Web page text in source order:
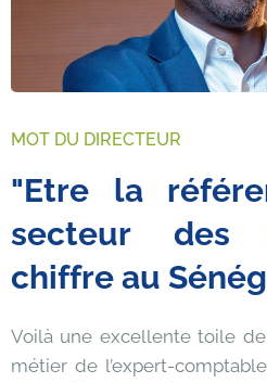
MOT DU DIRECTEUR
"Etre la référe
secteur des
chiffre au Sénég
Voilà une excellente toile
métier de l’expert-